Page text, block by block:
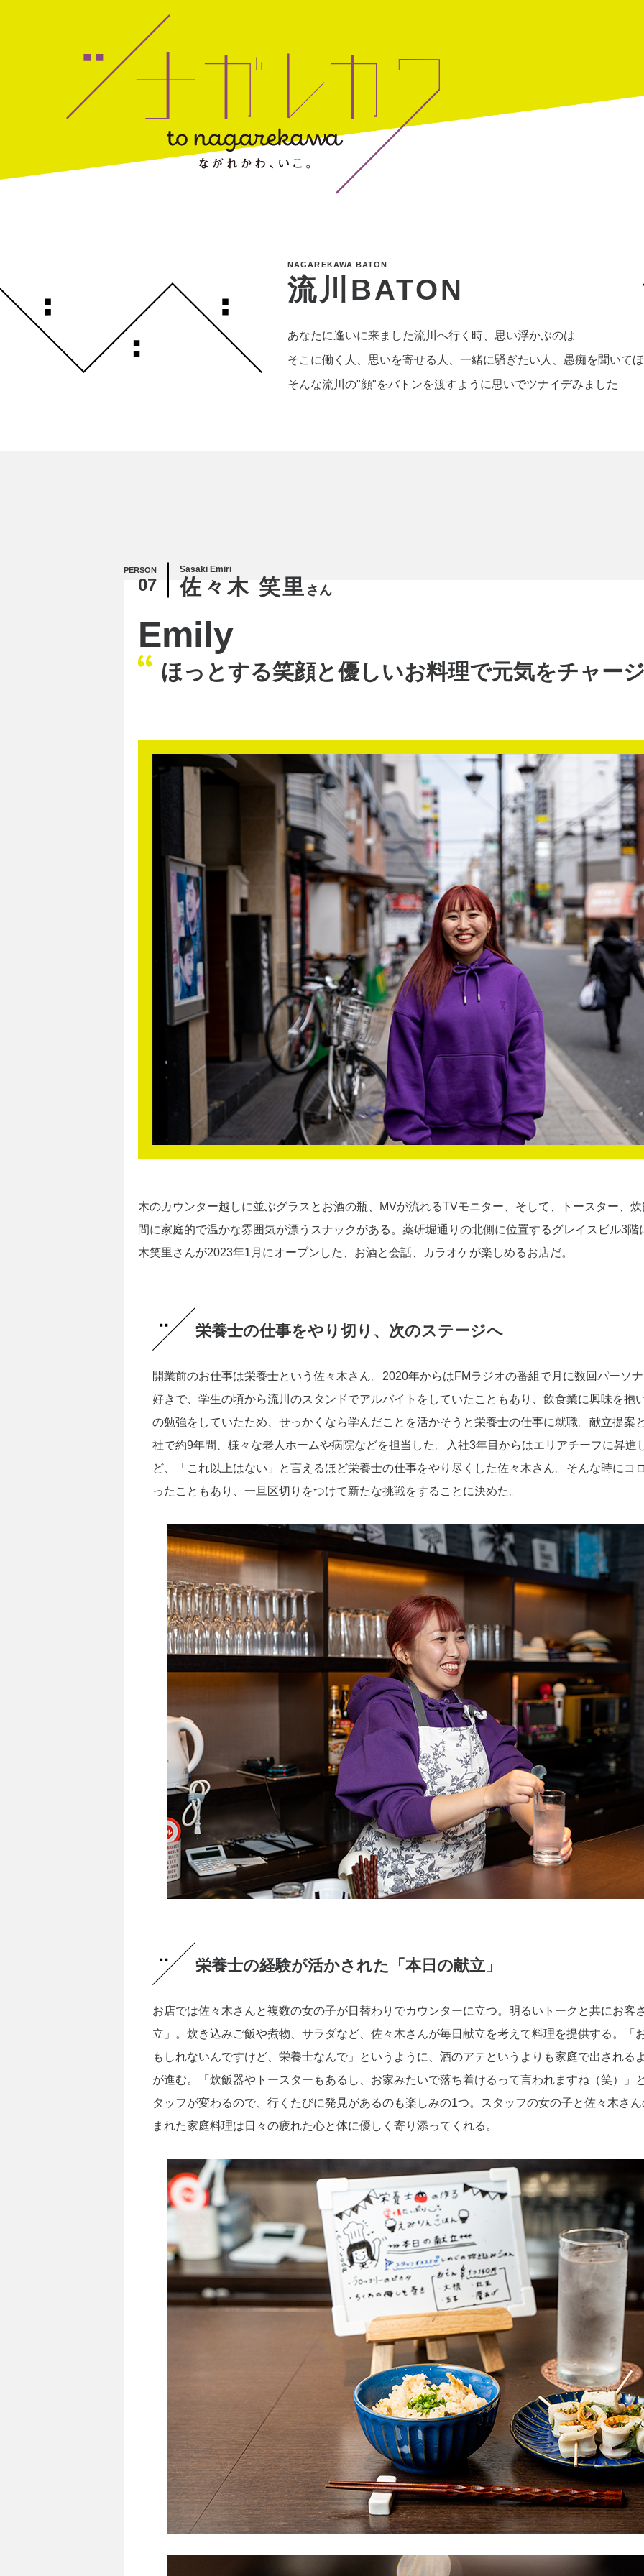
NAGAREKAWA BATON
流川BATON
あなたに逢いに来ました流川へ行く時、思い浮かぶのは
そこに働く人、思いを寄せる人、一緒に騒ぎたい人、愚痴を聞いて
そんな流川の"顔"をバトンを渡すように思いでツナイデみました
PERSON
07
Sasaki Emiri
佐々木 笑里 さん
Emily
ほっとする笑顔と優しいお料理で元気をチャー
木のカウンター越しに並ぶグラスとお酒の瓶、MVが流れるTVモニター、そして、トースター
間に家庭的で温かな雰囲気が漂うスナックがある。薬研堀通りの北側に位置するグレイスビル3
木笑里さんが2023年1月にオープンした、お酒と会話、カラオケが楽しめるお店だ。
栄養士の仕事をやり切り、次のステージへ
開業前のお仕事は栄養士という佐々木さん。2020年からはFMラジオの番組で月に数回パーソ
好きで、学生の頃から流川のスタンドでアルバイトをしていたこともあり、飲食業に興味を抱
の勉強をしていたため、せっかくなら学んだことを活かそうと栄養士の仕事に就職。献立提案
社で約9年間、様々な老人ホームや病院などを担当した。入社3年目からはエリアチーフに昇進
ど、「これ以上はない」と言えるほど栄養士の仕事をやり尽くした佐々木さん。そんな時にコ
ったこともあり、一旦区切りをつけて新たな挑戦をすることに決めた。
栄養士の経験が活かされた「本日の献立」
お店では佐々木さんと複数の女の子が日替わりでカウンターに立つ。明るいトークと共にお客
立」。炊き込みご飯や煮物、サラダなど、佐々木さんが毎日献立を考えて料理を提供する。「
もしれないんですけど、栄養士なんで」というように、酒のアテというよりも家庭で出される
が進む。「炊飯器やトースターもあるし、お家みたいで落ち着けるって言われますね（笑）」
タッフが変わるので、行くたびに発見があるのも楽しみの1つ。スタッフの女の子と佐々木さ
まれた家庭料理は日々の疲れた心と体に優しく寄り添ってくれる。